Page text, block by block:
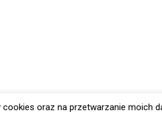
oraz na przetwarzanie